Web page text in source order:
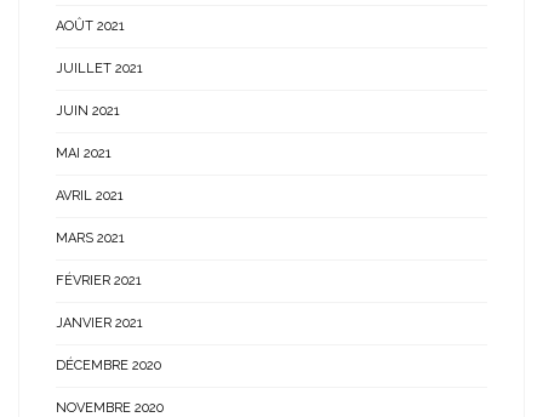
AOÛT 2021
JUILLET 2021
JUIN 2021
MAI 2021
AVRIL 2021
MARS 2021
FÉVRIER 2021
JANVIER 2021
DÉCEMBRE 2020
NOVEMBRE 2020